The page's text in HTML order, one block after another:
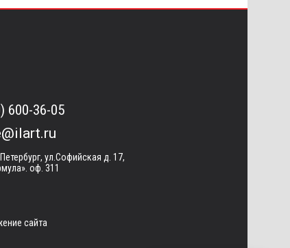
600-36-05
ул.Софийская д. 17,
оф. 311
сайта